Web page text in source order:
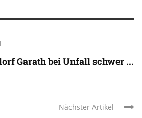
Garath bei Unfall schwer ...
Nächster Artikel